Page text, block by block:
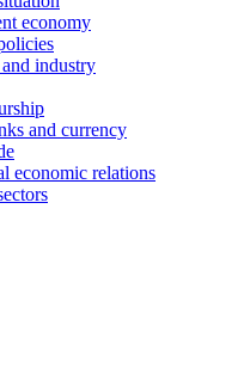
economy
industry
and currency
economic relations